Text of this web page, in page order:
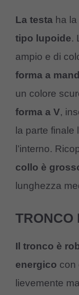
La testa ha
tipo lupoide.
ampio e di
forma a
un colore
forma a V,
la parte
l’interno.
collo è
lunghezza
TRONCO
Il tronco è
energico con
lievemente